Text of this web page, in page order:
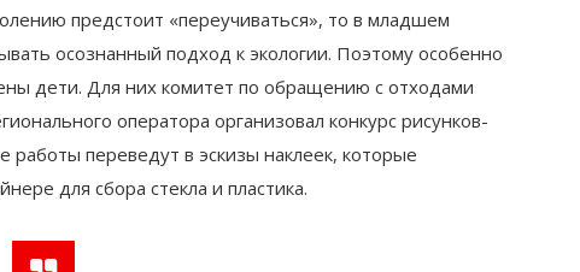
предстоит «переучиваться», то в младшем
осознанный подход к экологии. Поэтому особенно
дети. Для них комитет по обращению с отходами
оператора организовал конкурс рисунков-
переведут в эскизы наклеек, которые
для сбора стекла и пластика.